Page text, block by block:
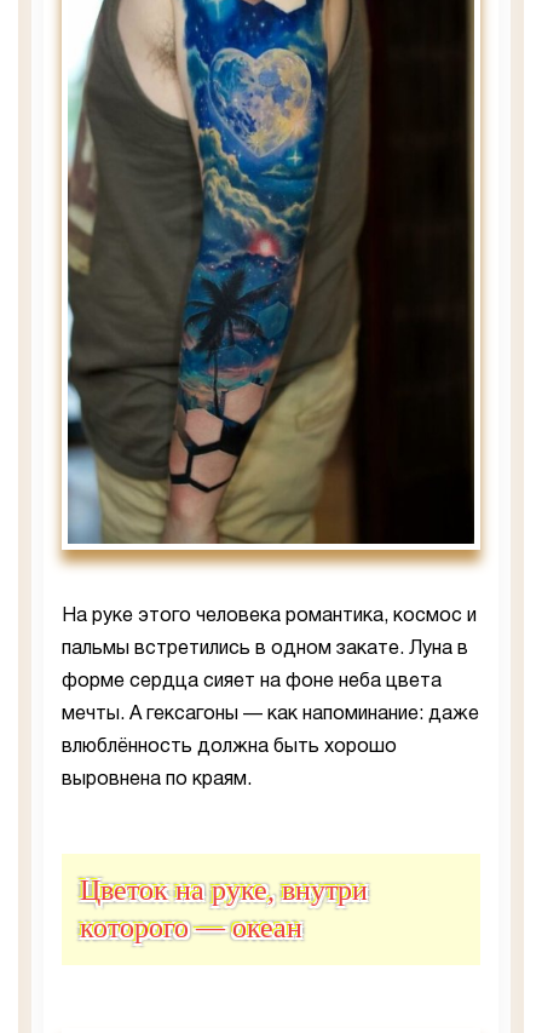
На руке этого человека романтика, космос и
пальмы встретились в одном закате. Луна в
форме сердца сияет на фоне неба цвета
мечты. А гексагоны — как напоминание: даже
влюблённость должна быть хорошо
выровнена по краям.
Цветок на руке, внутри
которого — океан